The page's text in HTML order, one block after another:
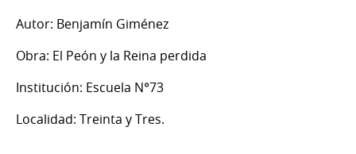
Autor: Benjamín Giménez
Obra: El Peón y la Reina perdida
Institución: Escuela N°73
Localidad: Treinta y Tres.